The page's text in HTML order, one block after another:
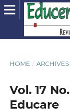
HOME / ARCHIVES
Vol. 17
Educare